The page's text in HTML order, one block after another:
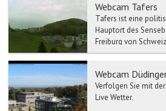
Webcam Tafers
Tafers ist eine
Hauptort des
Freiburg von
gehört zu einem der
Webcam
Verfolgen Sie mit
Live Wetter.